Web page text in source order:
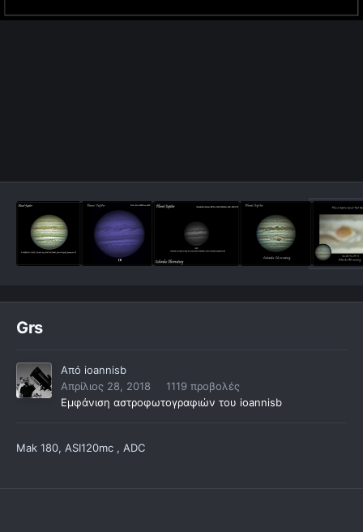
Grs
Από ioannisb
Απρίλιος 28, 2018
1119 προβολές
Εμφάνιση αστροφωτογραφιών του ioannisb
Mak 180, ASI120mc , ADC